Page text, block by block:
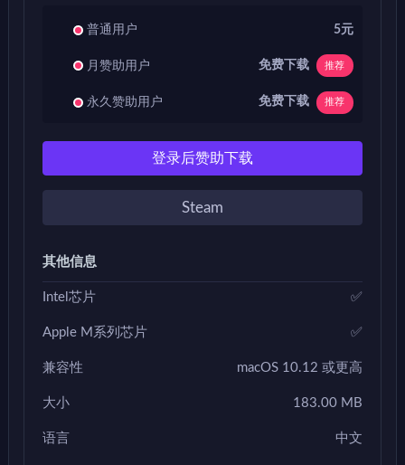
普通用户 5元
月赞助用户 免费下载 推荐
永久赞助用户 免费下载 推荐
登录后赞助下载
Steam
其他信息
Intel芯片 ✅
Apple M系列芯片 ✅
兼容性 macOS 10.12 或更高
大小 183.00 MB
语言 中文